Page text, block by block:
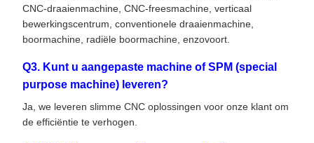
CNC-draaienmachine, CNC-freesmachine, verticaal
bewerkingscentrum, conventionele draaienmachine,
boormachine, radiële boormachine, enzovoort.
Q3. Kunt u aangepaste machine of SPM (special
purpose machine) leveren?
Ja, we leveren slimme CNC oplossingen voor onze klant om
de efficiëntie te verhogen.